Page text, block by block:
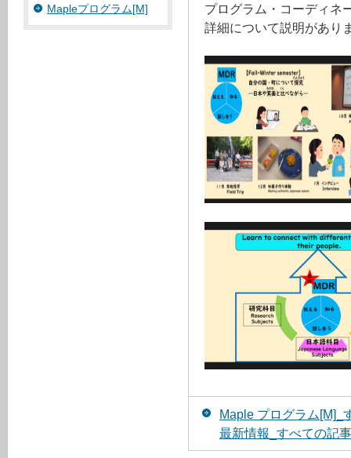
Mapleプログラム[M]
プログラム・コーディネ
詳細について説明があり
Maple プログラム[M]_
最新情報_すべての記事